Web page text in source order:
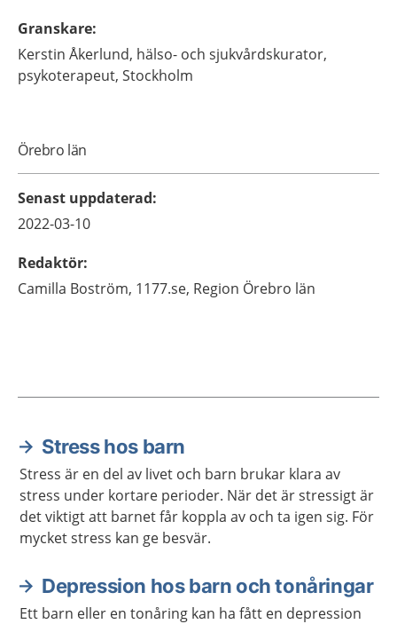
Granskare:
Kerstin Åkerlund, hälso- och sjukvårdskurator,
psykoterapeut, Stockholm
Örebro län
Senast uppdaterad:
2022-03-10
Redaktör:
Camilla Boström, 1177.se, Region Örebro län
Aktuella artiklar
Stress hos barn
Stress är en del av livet och barn brukar klara av
stress under kortare perioder. När det är stressigt är
det viktigt att barnet får koppla av och ta igen sig. För
mycket stress kan ge besvär.
Depression hos barn och tonåringar
Ett barn eller en tonåring kan ha fått en depression